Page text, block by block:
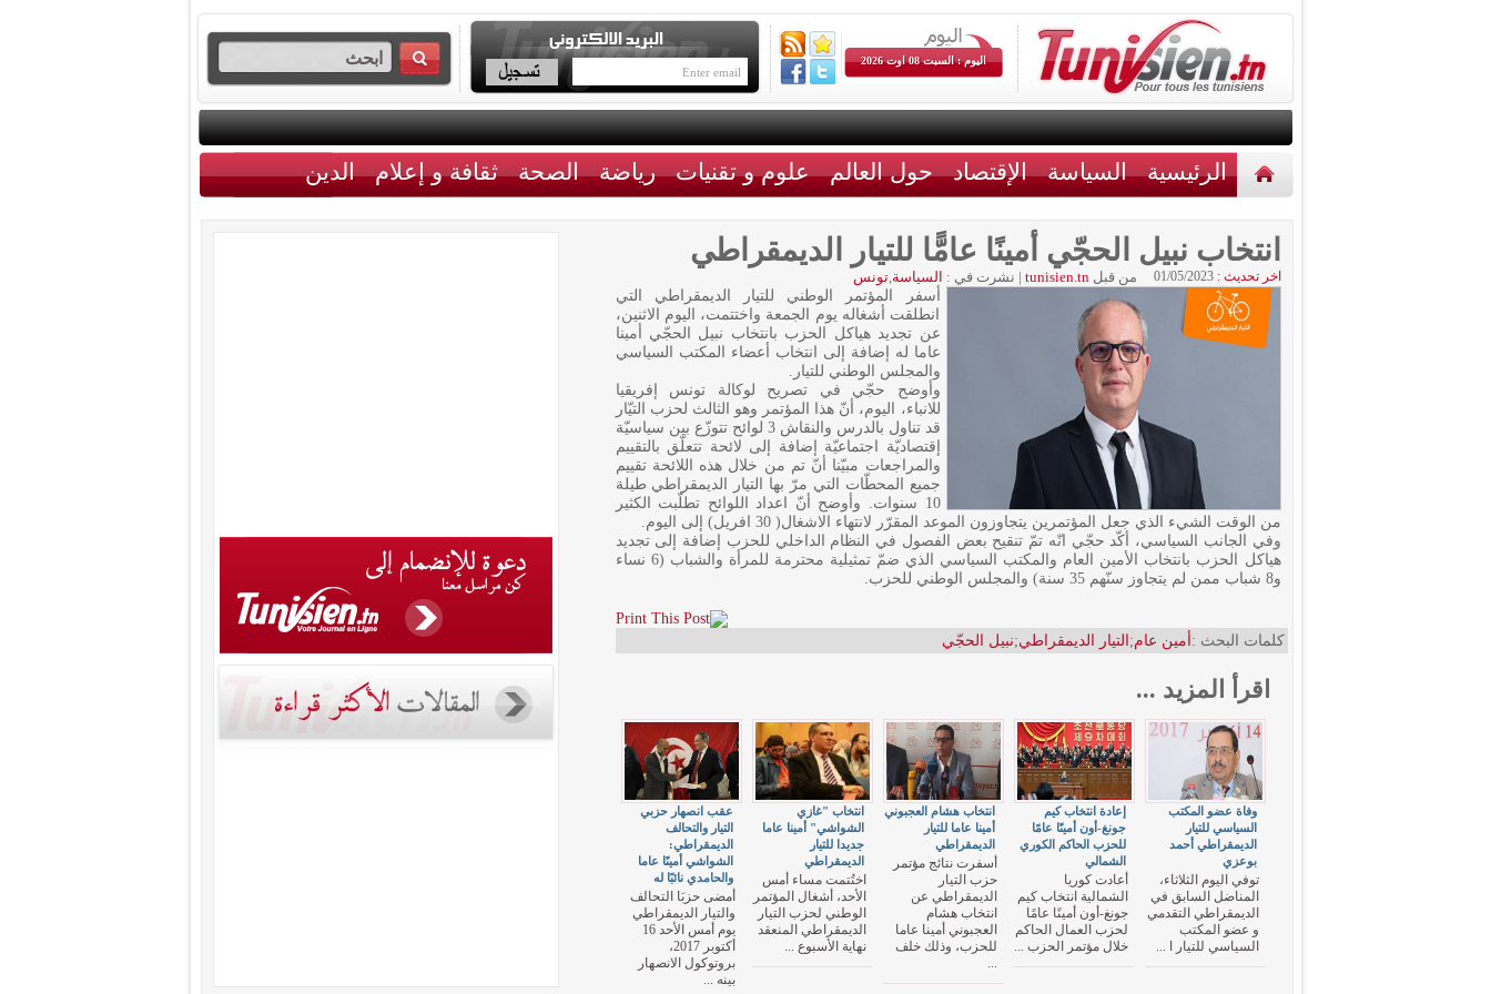
اليوم : السبت 08 اوت 2026
الرئيسية السياسة الإقتصاد حول العالم علوم و تقنيات رياضة الصحة ثقافة و إعلام الدين
انتخاب نبيل الحجّي أمينًا عامًّا للتيار الديمقراطي
اخر تحديث : 01/05/2023 من قبلtunisien.tn
| نشرت في : السياسة,تونس
أسفر المؤتمر الوطني للتيار الديمقراطي التي
انطلقت أشغاله يوم الجمعة واختتمت، اليوم الاثنين،
عن تجديد هياكل الحزب بانتخاب نبيل الحجّي أمينا
عاما له إضافة إلى انتخاب أعضاء المكتب السياسي
والمجلس الوطني للتيار.
وأوضح حجّي في تصريح لوكالة تونس إفريقيا
للانباء، اليوم، أنّ هذا المؤتمر وهو الثالث لحزب التيّار
قد تناول بالدرس والنقاش 3 لوائح تتوزّع بين سياسيّة
إقتصاديّة اجتماعيّة إضافة إلى لائحة تتعلّق بالتقييم
والمراجعات مبيّنا أنّ تم من خلال هذه اللائحة تقييم
جميع المحطّات التي مرّ بها التيار الديمقراطي طيلة
10 سنوات. وأوضح أنّ اعداد اللوائح تطلّبت الكثير
من الوقت الشيء الذي جعل المؤتمرين يتجاوزون الموعد المقرّر لانتهاء الاشغال( 30 افريل) إلى اليوم.
وفي الجانب السياسي، أكّد حجّي انّه تمّ تنقيح بعض الفصول في النظام الداخلي للحزب إضافة إلى تجديد
هياكل الحزب بانتخاب الأمين العام والمكتب السياسي الذي ضمّ تمثيلية محترمة للمرأة والشباب (6 نساء
و8 شباب ممن لم يتجاوز سنّهم 35 سنة) والمجلس الوطني للحزب.
كلمات البحث : أمين عام; التيار الديمقراطي;نبيل الحجّي
اقرأ المزيد ...
عقب انصهار حزبي
التيار والتحالف
الديمقراطي:
الشواشي أمينًا عاما
والحامدي نائبًا له
أمضى حزبَا التحالف
والتيار الديمقراطي
يوم أمس الأحد 16
أكتوبر 2017،
بروتوكول الانصهار
بينه ...
انتخاب "غازي
الشواشي" أمينا عاما
جديدا للتيار
الديمقراطي
اختُتمت مساء أمس
الأحد، أشغال المؤتمر
الوطني لحزب التيار
الديمقراطي المنعقد
نهاية الأسبوع ...
انتخاب هشام العجبوني
أمينا عاما للتيار
الديمقراطي
أسفرت نتائج مؤتمر
حزب التيار
الديمقراطي عن
انتخاب هشام
العجبوني أمينا عاما
للحزب، وذلك خلف
...
إعادة انتخاب كيم
جونغ-أون أمينًا عامًا
للحزب الحاكم الكوري
الشمالي
أعادت كوريا
الشمالية انتخاب كيم
جونغ-أون أمينًا عامًا
لحزب العمال الحاكم
خلال مؤتمر الحزب ...
وفاة عضو المكتب
السياسي للتيار
الديمقراطي أحمد
بوعزي
توفي اليوم الثلاثاء،
المناضل السابق في
الديمقراطي التقدمي
و عضو المكتب
السياسي للتيار ا ...